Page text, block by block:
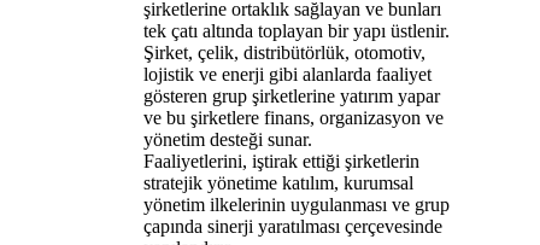
şirketlerine ortaklık sağlayan ve bunları
tek çatı altında toplayan bir yapı üstlenir.
Şirket, çelik, distribütörlük, otomotiv,
lojistik ve enerji gibi alanlarda faaliyet
gösteren grup şirketlerine yatırım yapar
ve bu şirketlere finans, organizasyon ve
yönetim desteği sunar.
Faaliyetlerini, iştirak ettiği şirketlerin
stratejik yönetime katılım, kurumsal
yönetim ilkelerinin uygulanması ve grup
çapında sinerji yaratılması çerçevesinde